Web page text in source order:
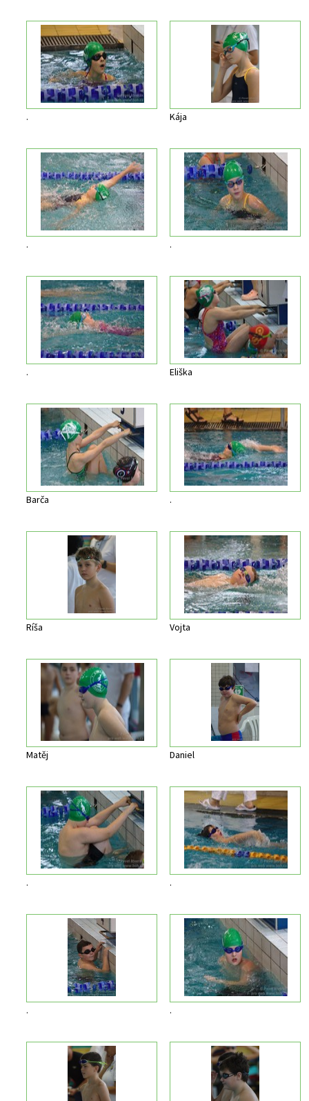
. Kája
. .
. Eliška
Barča .
Ríša Vojta
Matěj Daniel
. .
. .